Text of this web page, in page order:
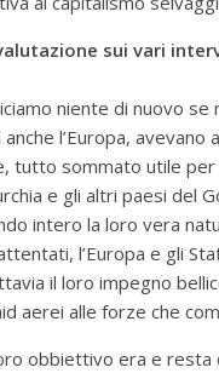
sui vari
niente di nuovo
l’Europa,
tutto sommato utile
e gli altri paesi del
intero la loro vera
l’Europa e gli
il loro impegno
aerei alle forze che
obbiettivo era e